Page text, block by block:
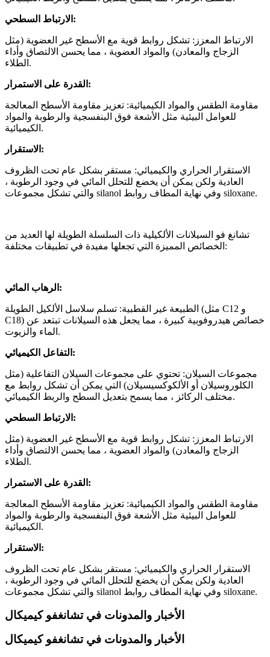
الارتباط السطحي:
الارتباط المعزز: تشكل روابط قوية مع الأسطح غير العضوية (مثل
الزجاج والمعادن) والمواد العضوية ، مما يحسن الالتصاق وأداء
الطلاء.
القدرة على الاستمرار:
مقاومة الطقس والمواد الكيميائية: تعزيز مقاومة الأسطح المعالجة
للعوامل البيئية مثل الأشعة فوق البنفسجية والرطوبة والمواد
الكيميائية.
الاستقرار:
الاستقرار الحراري والكيميائي: مستقر بشكل عام تحت الظروف
العادية ولكن يمكن أن يخضع للتحلل المائي في وجود الرطوبة ،
والتي تشكل مجموعات silanol وفي نهاية المطاف روابط siloxane.
تشانغ فو السيلانات الألكيلية ذات السلسلة الطويلة لها العديد من
الخصائص المميزة التي تجعلها مفيدة في تطبيقات مختلفة:
الرهاب المائي:
الطبيعة غير القطبية: تسلم سلاسل الألكيل الطويلة (مثل C12 و
C18) خصائص هيدروفوبية كبيرة ، مما يجعل هذه السيلانات تبتعد عن
الماء والزيوت.
التفاعل الكيميائي:
مجموعات السيلان: تحتوي على مجموعات السيلان التفاعلية (مثل
الكلوروسيلان أو الألكوكسيسيلان) التي يمكن أن تشكل روابط مع
مختلف الركائز ، مما يسمح بتعديل السطح والربط الكيميائي.
الارتباط السطحي:
الارتباط المعزز: تشكل روابط قوية مع الأسطح غير العضوية (مثل
الزجاج والمعادن) والمواد العضوية ، مما يحسن الالتصاق وأداء
الطلاء.
القدرة على الاستمرار:
مقاومة الطقس والمواد الكيميائية: تعزيز مقاومة الأسطح المعالجة
للعوامل البيئية مثل الأشعة فوق البنفسجية والرطوبة والمواد
الكيميائية.
الاستقرار:
الاستقرار الحراري والكيميائي: مستقر بشكل عام تحت الظروف
العادية ولكن يمكن أن يخضع للتحلل المائي في وجود الرطوبة ،
والتي تشكل مجموعات silanol وفي نهاية المطاف روابط siloxane.
الأخبار والمدونات في تشانغفو كيميكال
الأخبار والمدونات في تشانغفو كيميكال